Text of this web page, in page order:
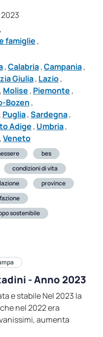
,
famiglie ,
,Calabria,Campania,
Giulia, Lazio,
, Molise , Piemonte ,
Bozen ,
, Puglia,Sardegna,
Adige , Umbria,
,Veneto
bes
condizioni di vita
province
sostenibile
- Anno 2023
e stabile Nel 2023 la
nel 2022 era
aumenta